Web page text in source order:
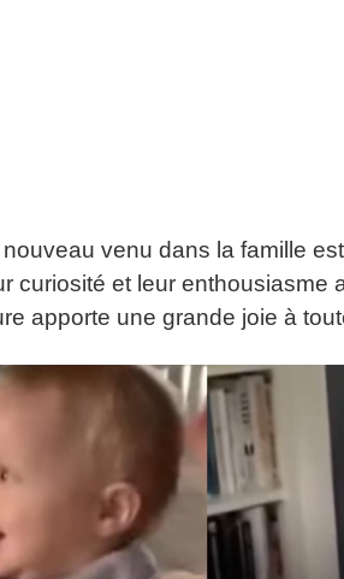
venu dans la famille
curiosité et leur enthousiasme
apporte une grande joie à